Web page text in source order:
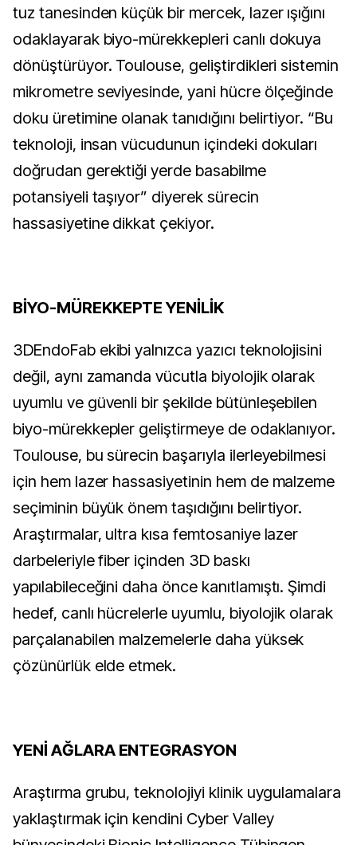
tuz tanesinden küçük bir mercek, lazer ışığını
odaklayarak biyo-mürekkepleri canlı dokuya
dönüştürüyor. Toulouse, geliştirdikleri sistemin
mikrometre seviyesinde, yani hücre ölçeğinde
doku üretimine olanak tanıdığını belirtiyor. “Bu
teknoloji, insan vücudunun içindeki dokuları
doğrudan gerektiği yerde basabilme
potansiyeli taşıyor” diyerek sürecin
hassasiyetine dikkat çekiyor.
BİYO-MÜREKKEPTE YENİLİK
3DEndoFab ekibi yalnızca yazıcı teknolojisini
değil, aynı zamanda vücutla biyolojik olarak
uyumlu ve güvenli bir şekilde bütünleşebilen
biyo-mürekkepler geliştirmeye de odaklanıyor.
Toulouse, bu sürecin başarıyla ilerleyebilmesi
için hem lazer hassasiyetinin hem de malzeme
seçiminin büyük önem taşıdığını belirtiyor.
Araştırmalar, ultra kısa femtosaniye lazer
darbeleriyle fiber içinden 3D baskı
yapılabileceğini daha önce kanıtlamıştı. Şimdi
hedef, canlı hücrelerle uyumlu, biyolojik olarak
parçalanabilen malzemelerle daha yüksek
çözünürlük elde etmek.
YENİ AĞLARA ENTEGRASYON
Araştırma grubu, teknolojiyi klinik uygulamalara
yaklaştırmak için kendini Cyber Valley